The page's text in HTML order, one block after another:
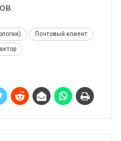
Почтовый клиент